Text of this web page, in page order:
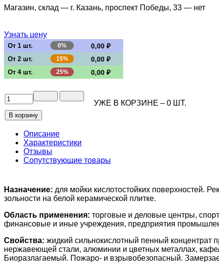
Магазин, склад — г. Казань, проспект Победы, 33 — нет
Узнать цену
От 1 шт. 0% 0,00 ₽
От 2 шт. 15% 0,00 ₽
От 4 шт. 25% 0,00 ₽
УЖЕ В КОРЗИНЕ – 0 ШТ.
Описание
Характеристики
Отзывы
Сопутствующие товары
Назначение: для мойки кислотостойких поверхностей.
зольности на белой керамической плитке.
Область применения: торговые и деловые центры,
финансовые и иные учреждения, предприятия
Свойства: жидкий сильнокислотный пенный концентрат
нержавеющей стали, алюминии и цветных металлах,
Биоразлагаемый. Пожаро- и взрывобезопасный.